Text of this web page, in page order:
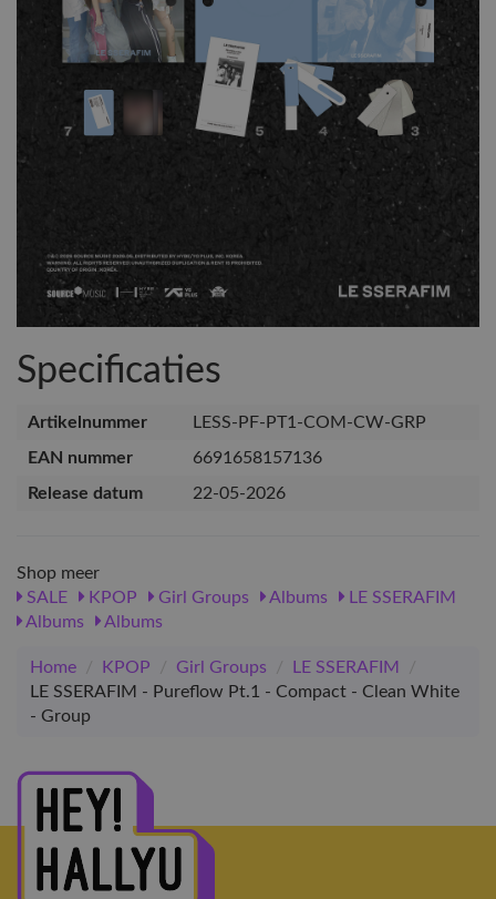
Specificaties
Artikelnummer
LESS-PF-PT1-COM-CW-GRP
EAN nummer
6691658157136
Release datum
22-05-2026
Shop meer
SALE
KPOP Girl Groups Albums
LE SSERAFIM
Albums
Albums
Home / KPOP / Girl Groups / LE SSERAFIM
/
LE SSERAFIM - Pureflow Pt.1 - Compact - Clean White
- Group